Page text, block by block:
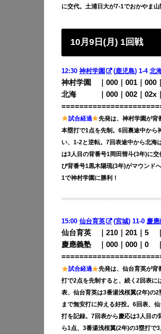
に交代。土浦日大が7-1でおかやま山
10月9日(月) 1回戦
12:30 神村学園 (鹿児島) 1-4 北
神村学園 ｜000｜001｜000
北海 ｜000｜002｜02x
試合経過
先発は、神村学園が背
本塁打で1点を先制。6回裏途中から
い、1-2と逆転。7回表途中から北海
は3人目の背番号1岡田彗斗(3年)に
び背番号1黒木陽琉(3年)がマウンド
1で神村学園に勝利！
15:00 仙台育英 (宮城) 11-0 慶
仙台育英 ｜210｜201｜5
慶應義塾 ｜000｜000｜0
試合経過
先発は、仙台育英が背
打で2点を先制すると、続く2回表に
表、仙台育英は3番湯浅桜翼(2年)の
まで無安打に抑える好投。6回表、
打を記録。7回表から慶応は3人目の
ら1点、3番湯浅桜翼(2年)の3塁打で